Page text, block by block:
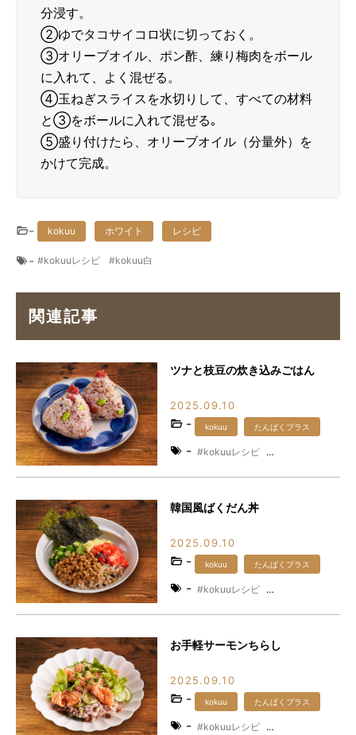
分浸す。
②ゆでタコサイコロ状に切っておく。
③オリーブオイル、ポン酢、練り梅肉をボール
に入れて、よく混ぜる。
④玉ねぎスライスを水切りして、すべての材料
と③をボールに入れて混ぜる｡
⑤盛り付けたら、オリーブオイル（分量外）を
かけて完成。
- kokuu ホワイト レシピ
- kokuuレシピ kokuu白
関連記事
ツナと枝豆の炊き込みごはん
2025.09.10
- kokuu たんぱくプラス
-
kokuuレシピ
韓国風ばくだん丼
2025.09.10
- kokuu たんぱくプラス
-
kokuuレシピ
お手軽サーモンちらし
2025.09.10
- kokuu たんぱくプラス
-
kokuuレシピ